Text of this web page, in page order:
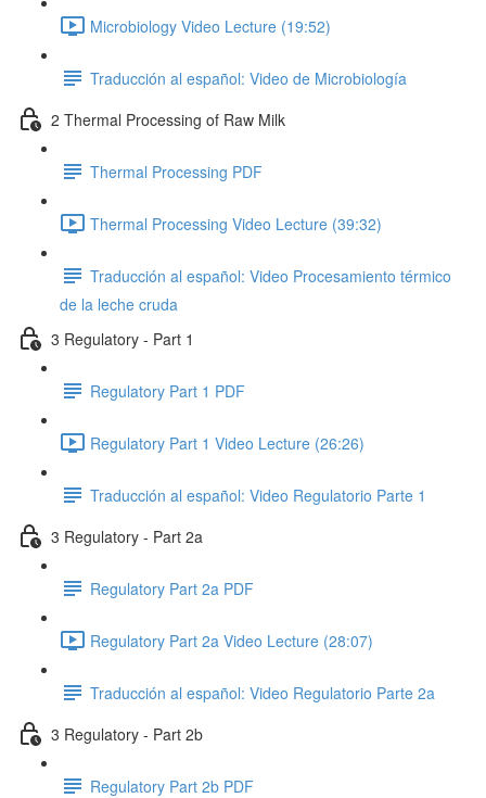
Microbiology Video Lecture (19:52)
Traducción al español: Video de Microbiología
2 Thermal Processing of Raw Milk
Thermal Processing PDF
Thermal Processing Video Lecture (39:32)
Traducción al español: Video Procesamiento térmico
de la leche cruda
3 Regulatory - Part 1
Regulatory Part 1 PDF
Regulatory Part 1 Video Lecture (26:26)
Traducción al español: Video Regulatorio Parte 1
3 Regulatory - Part 2a
Regulatory Part 2a PDF
Regulatory Part 2a Video Lecture (28:07)
Traducción al español: Video Regulatorio Parte 2a
3 Regulatory - Part 2b
Regulatory Part 2b PDF